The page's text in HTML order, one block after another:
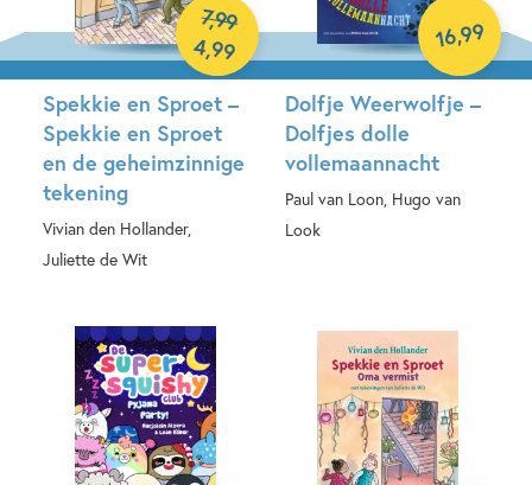
Spekkie en Sproet –
Spekkie en Sproet
en de geheimzinnige
tekening
Vivian den Hollander,
Juliette de Wit
7,99
4,99
Dolfje Weerwolfje –
Dolfjes dolle
vollemaannacht
Paul van Loon, Hugo van
Look
16,99